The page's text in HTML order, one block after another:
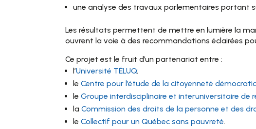
une analyse des travaux parlementaires portant
Les résultats permettent de mettre en lumière la
ouvrent la voie à des recommandations éclairées
Ce projet est le fruit d’un partenariat entre :
l’Université TÉLUQ;
leCentre pour l’étude de la citoyenneté
leGroupe interdisciplinaire et interuniversitaire de
laCommission des droits de la personne et des
leCollectif pour un Québec sans pauvreté.